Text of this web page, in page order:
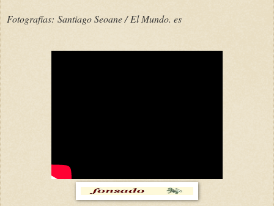
Fotografías: Santiago Seoane /El Mundo. es